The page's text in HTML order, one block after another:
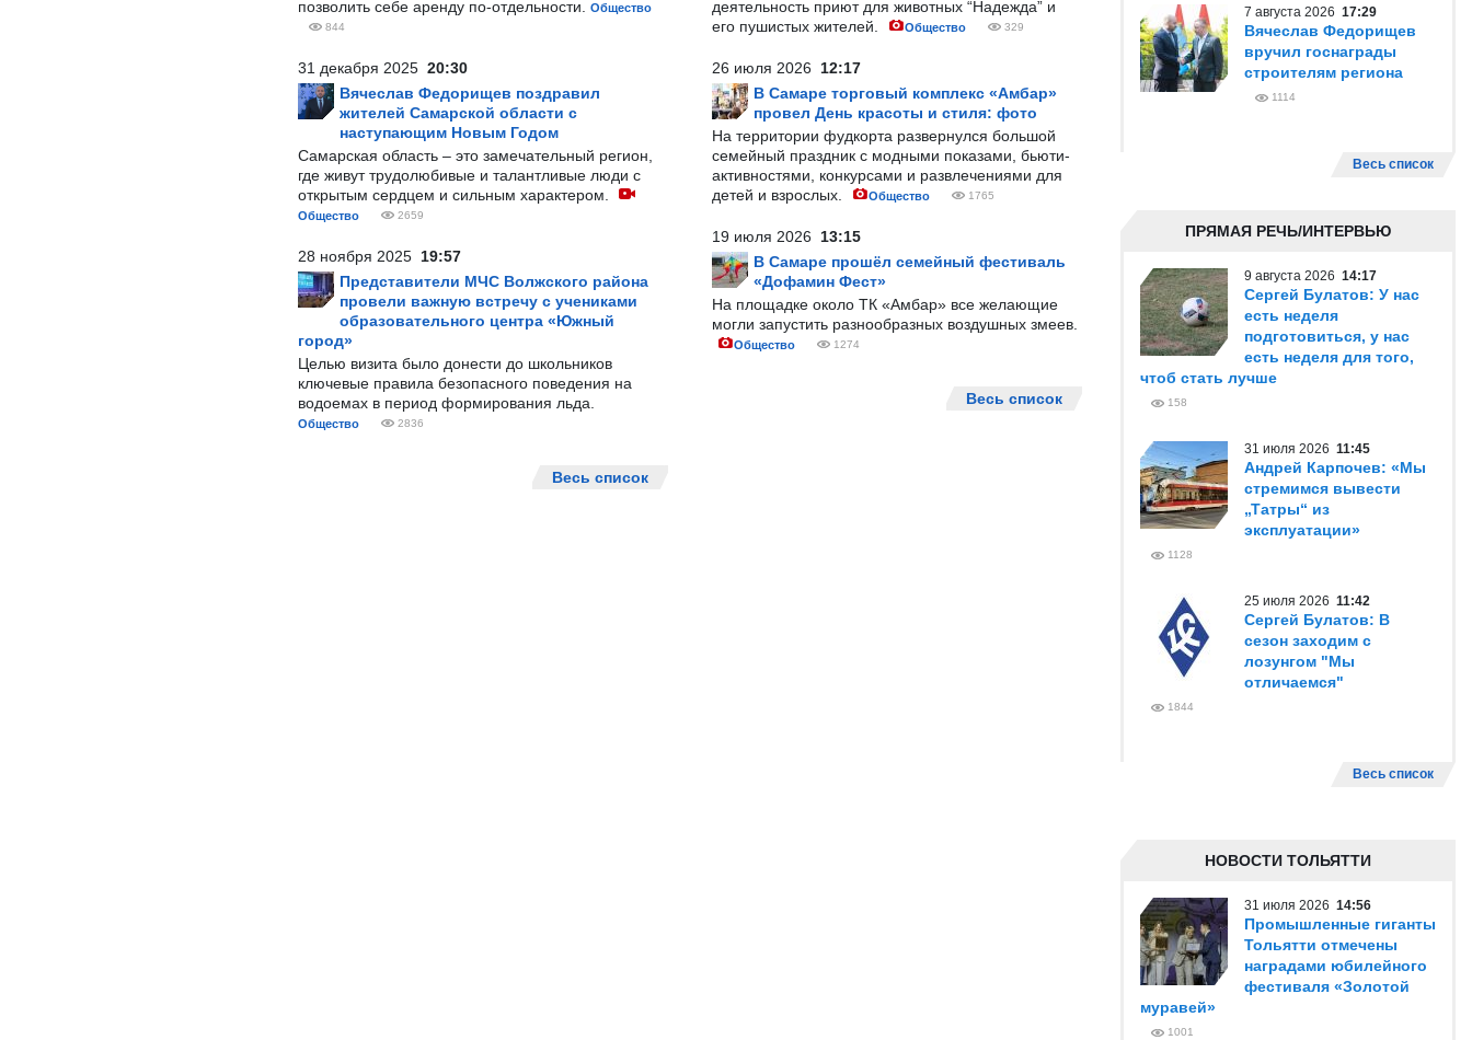
позволить себе аренду по-отдельности.
Общество
844
31 декабря 2025 20:30
Вячеслав Федорищев поздравил
жителей Самарской области с
наступающим Новым Годом
Самарская область – это замечательный регион,
где живут трудолюбивые и талантливые люди с
открытым сердцем и сильным характером.
Общество 2659
28 ноября 2025 19:57
Представители МЧС Волжского района
провели важную встречу с учениками
образовательного центра «Южный
город»
Целью визита было донести до школьников
ключевые правила безопасного поведения на
водоемах в период формирования льда.
Общество 2836
Весь список
деятельность приют для животных “Надежда” и
его пушистых жителей.
Общество 329
26 июля 2026 12:17
В Самаре торговый комплекс «Амбар»
провел День красоты и стиля: фото
На территории фудкорта развернулся большой
семейный праздник с модными показами, бьюти-
активностями, конкурсами и развлечениями для
детей и взрослых.
Общество 1765
19 июля 2026 13:15
В Самаре прошёл семейный фестиваль
«Дофамин Фест»
На площадке около ТК «Амбар» все желающие
могли запустить разнообразных воздушных змеев.
Общество 1274
Весь список
7 августа 2026 17:29
Вячеслав Федорищев
вручил госнаграды
строителям региона
1114
Весь список
ПРЯМАЯ РЕЧЬ/ИНТЕРВЬЮ
9 августа 2026 14:17
Сергей Булатов: У нас
есть неделя
подготовиться, у нас
есть неделя для того,
чтоб стать лучше
158
31 июля 2026 11:45
Андрей Карпочев: «Мы
стремимся вывести
„Татры“ из
эксплуатации»
1128
25 июля 2026 11:42
Сергей Булатов: В
сезон заходим с
лозунгом "Мы
отличаемся"
1844
Весь список
НОВОСТИ ТОЛЬЯТТИ
31 июля 2026 14:56
Промышленные гиганты
Тольятти отмечены
наградами юбилейного
фестиваля «Золотой
муравей»
1001